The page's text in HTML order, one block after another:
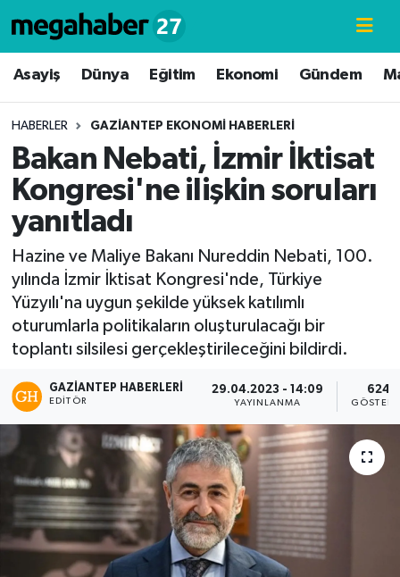
Asayiş Dünya Eğitim Ekonomi Gündem
HABERLER GAZIANTEP EKONOMI HABERLERI
Bakan Nebati, İzmir İktisat
Kongresi'ne ilişkin soruları
yanıtladı
Hazine ve Maliye Bakanı Nureddin Nebati, 100.
yılında İzmir İktisat Kongresi'nde, Türkiye
Yüzyılı'na uygun şekilde yüksek katılımlı
oturumlarla politikaların oluşturulacağı bir
toplantı silsilesi gerçekleştirileceğini bildirdi.
GAZIANTEP HABERLERI
EDITÖR
29.04.2023 - 14:09
YAYINLANMA
624
Hava Durumu
Süper Lig Puan Durumu ve Fikstür
Tüm Manşetler
Son Dakika Haberleri
Haber Arşivi